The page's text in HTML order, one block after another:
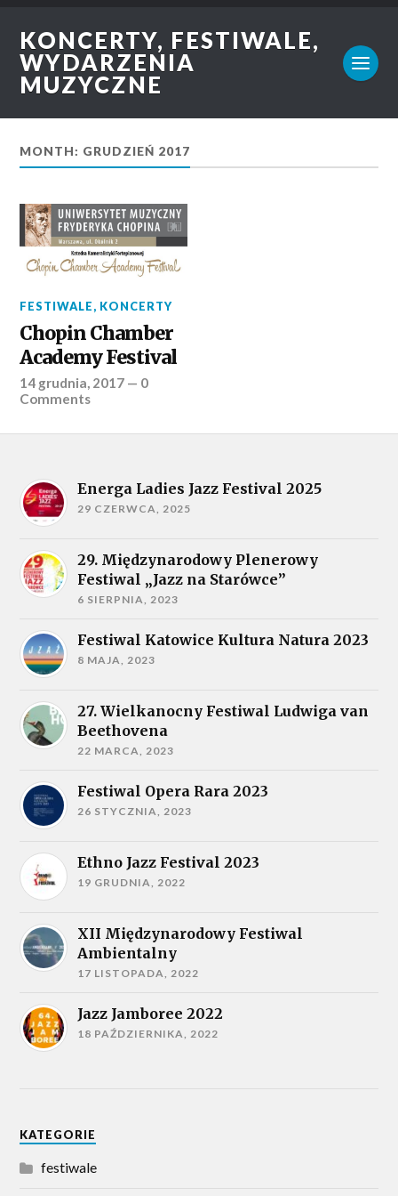
KONCERTY, FESTIWALE,
WYDARZENIA
MUZYCZNE
MONTH: GRUDZIEŃ 2017
FESTIWALE, KONCERTY
Chopin Chamber
Academy Festival
14 grudnia, 2017 — 0
Comments
Energa Ladies Jazz Festival 2025
29 CZERWCA, 2025
29. Międzynarodowy Plenerowy
Festiwal „Jazz na Starówce”
6 SIERPNIA, 2023
Festiwal Katowice Kultura Natura 2023
8 MAJA, 2023
27. Wielkanocny Festiwal Ludwiga van
Beethovena
22 MARCA, 2023
Festiwal Opera Rara 2023
26 STYCZNIA, 2023
Ethno Jazz Festival 2023
19 GRUDNIA, 2022
XII Międzynarodowy Festiwal
Ambientalny
17 LISTOPADA, 2022
Jazz Jamboree 2022
18 PAŹDZIERNIKA, 2022
KATEGORIE
festiwale